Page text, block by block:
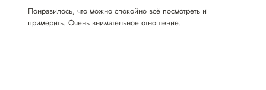
Понравилось, что можно спокойно всё посмотреть и
примерить. Очень внимательное отношение.